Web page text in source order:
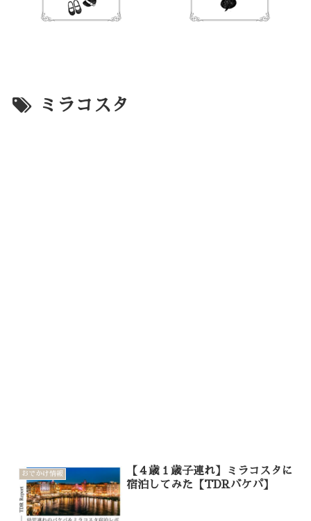
ミラコスタ
おでかけ情報
【４歳１歳子連れ】ミラコスタに
宿泊してみた【TDRバケパ】